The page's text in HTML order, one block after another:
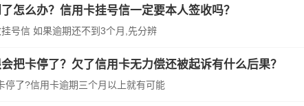
怎么办？信用卡挂号信一定要本人签收吗？
号信 如果逾期还不到3个月,先分辨
把卡停了？欠了信用卡无力偿还被起诉有什么后果？
停了?信用卡逾期三个月以上就有可能